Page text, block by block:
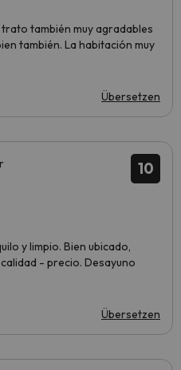
también muy agradables
también. La habitación muy
Übersetzen
10
y limpio. Bien ubicado,
- precio. Desayuno
Übersetzen